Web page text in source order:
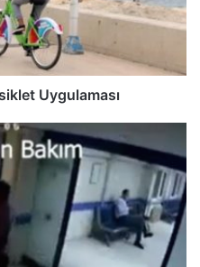
Uygulaması